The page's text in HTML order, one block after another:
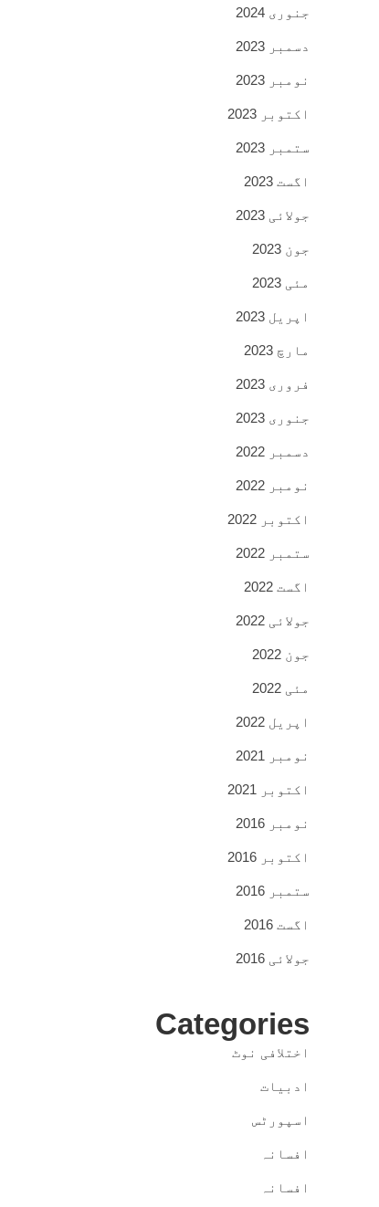
جنوری 2024
دسمبر 2023
نومبر 2023
اکتوبر 2023
ستمبر 2023
اگست 2023
جولائی 2023
جون 2023
مئی 2023
اپریل 2023
مارچ 2023
فروری 2023
جنوری 2023
دسمبر 2022
نومبر 2022
اکتوبر 2022
ستمبر 2022
اگست 2022
جولائی 2022
جون 2022
مئی 2022
اپریل 2022
نومبر 2021
اکتوبر 2021
نومبر 2016
اکتوبر 2016
ستمبر 2016
اگست 2016
جولائی 2016
Categories
اختلافی نوٹ
ادبیات
اسپورٹس
افسانہ
افسانہ